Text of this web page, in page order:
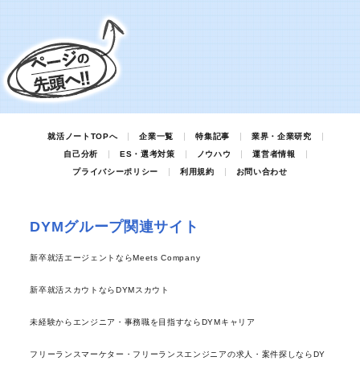
就活ノートTOPへ 企業一覧 特集記事
業界・企業研究
自己分析
ES・選考対策 ノウハウ
運営者情報
プライバシーポリシー
利用規約 お問い合わせ
DYMグループ関連サイト
新卒就活エージェントならMeets Company
新卒就活スカウトならDYMスカウト
未経験からエンジニア・事務職を目指すならDYMキャリア
フリーランスマーケター・フリーランスエンジニアの求人・案件探しならDY